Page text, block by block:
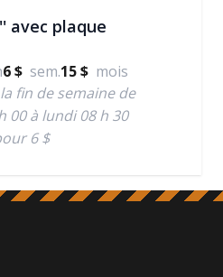
avec plaque
6 $ sem.15 $ mois
fin de semaine de
00 à lundi 08 h 30
6 $